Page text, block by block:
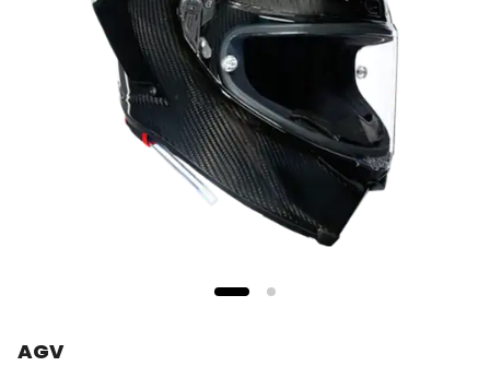
AGV